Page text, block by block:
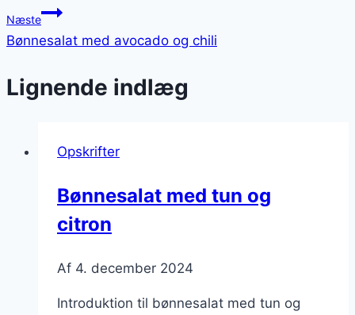
Næste
Bønnesalat med avocado og chili
Lignende indlæg
Opskrifter
Bønnesalat med tun og
citron
Af 4. december 2024
Introduktion til bønnesalat med tun og